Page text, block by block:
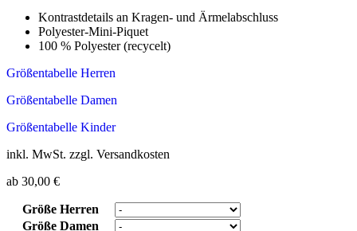
Kontrastdetails an Kragen- und Ärmelabschluss
Polyester-Mini-Piquet
100 % Polyester (recycelt)
Größentabelle Herren
Größentabelle Damen
Größentabelle Kinder
inkl. MwSt. zzgl. Versandkosten
ab 30,00 €
Größe Herren
Größe Damen